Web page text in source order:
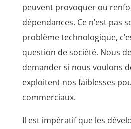
peuvent provoquer ou
dépendances. Ce n’est pas
problème technologique,
question de société. Nous
demander si nous voulons
exploitent nos faiblesses
commerciaux.
Il est impératif que les